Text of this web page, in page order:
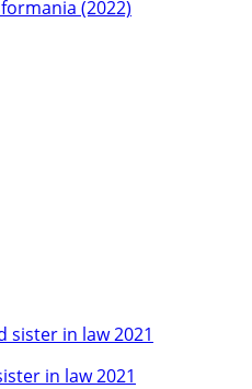
(2022)
in law 2021